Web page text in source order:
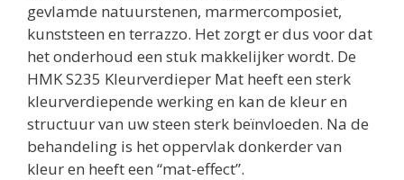
gevlamde natuurstenen, marmercomposiet,
kunststeen en terrazzo. Het zorgt er dus voor dat
het onderhoud een stuk makkelijker wordt. De
HMK S235 Kleurverdieper Mat heeft een sterk
kleurverdiepende werking en kan de kleur en
structuur van uw steen sterk beïnvloeden. Na de
behandeling is het oppervlak donkerder van
kleur en heeft een “mat-effect”.